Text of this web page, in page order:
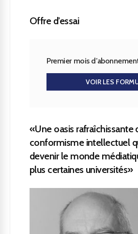
Offre d’essai
Premier mois
VOIR LES
«Une oasis rafraîchissante
conformisme intellectuel
devenir le monde
plus certaines universités»